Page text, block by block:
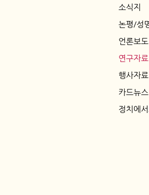
소식지
논평/성
언론보도
연구자료
행사자료
카드뉴스
정치에